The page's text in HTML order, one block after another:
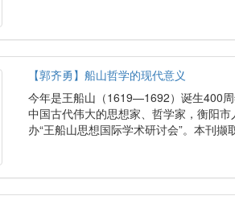
【郭齐勇】船山哲学的现代意义
今年是王船山（1619—1692）诞生400
中国古代伟大的思想家、哲学家，衡阳
办“王船山思想国际学术研讨会”。本刊撷